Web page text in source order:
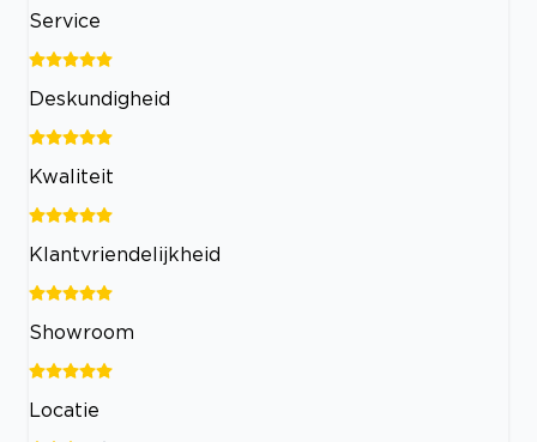
Service
Deskundigheid
Kwaliteit
Klantvriendelijkheid
Showroom
Locatie